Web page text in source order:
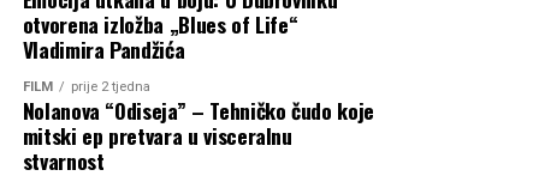
otvorena izložba „Blues of Life“
Vladimira Pandžića
FILM prije 2 tjedna
Nolanova “Odiseja” – Tehničko čudo koje
mitski ep pretvara u visceralnu
stvarnost